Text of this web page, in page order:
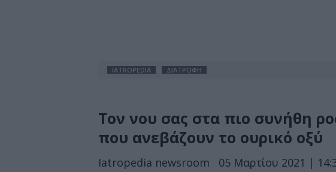
IATROPEDIA ΔΙΑΤΡΟΦΗ
Τον νου σας στα πιο συνήθη
που ανεβάζουν το ουρικό οξύ
Iatropedia newsroom 05 Μαρτίου 2021 |